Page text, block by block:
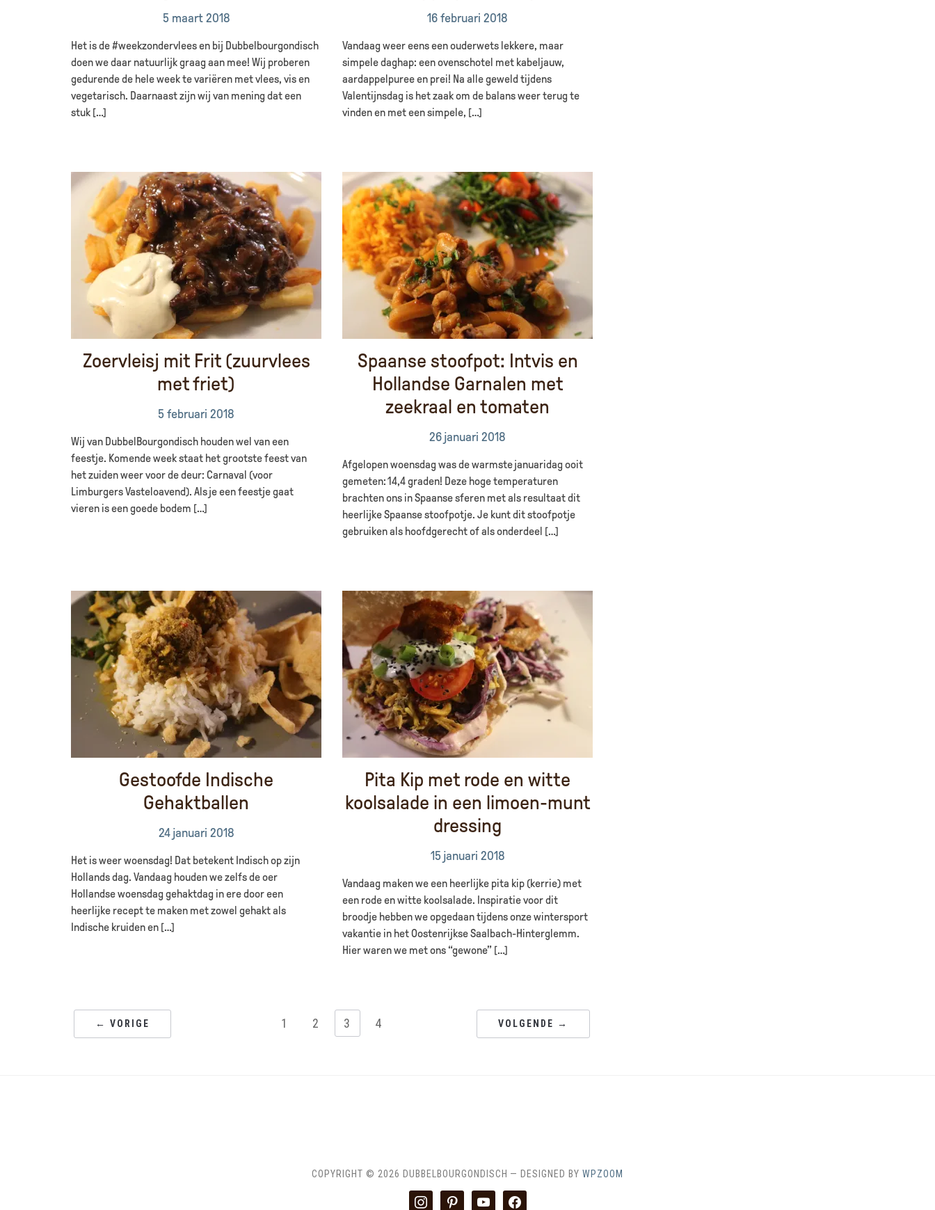
5 maart 2018
Het is de #weekzondervlees en bij Dubbelbourgondisch
doen we daar natuurlijk graag aan mee! Wij proberen
gedurende de hele week te variëren met vlees, vis en
vegetarisch. Daarnaast zijn wij van mening dat een
stuk […]
16 februari 2018
Vandaag weer eens een ouderwets lekkere, maar
simpele daghap: een ovenschotel met kabeljauw,
aardappelpuree en prei! Na alle geweld tijdens
Valentijnsdag is het zaak om de balans weer terug te
vinden en met een simpele, […]
Zoervleisj mit Frit (zuurvlees
met friet)
5 februari 2018
Wij van DubbelBourgondisch houden wel van een
feestje. Komende week staat het grootste feest van
het zuiden weer voor de deur: Carnaval (voor
Limburgers Vasteloavend). Als je een feestje gaat
vieren is een goede bodem […]
Spaanse stoofpot: Intvis en
Hollandse Garnalen met
zeekraal en tomaten
26 januari 2018
Afgelopen woensdag was de warmste januaridag ooit
gemeten: 14,4 graden! Deze hoge temperaturen
brachten ons in Spaanse sferen met als resultaat dit
heerlijke Spaanse stoofpotje. Je kunt dit stoofpotje
gebruiken als hoofdgerecht of als onderdeel […]
Gestoofde Indische
Gehaktballen
24 januari 2018
Het is weer woensdag! Dat betekent Indisch op zijn
Hollands dag. Vandaag houden we zelfs de oer
Hollandse woensdag gehaktdag in ere door een
heerlijke recept te maken met zowel gehakt als
Indische kruiden en […]
Pita Kip met rode en witte
koolsalade in een limoen-munt
dressing
15 januari 2018
Vandaag maken we een heerlijke pita kip (kerrie) met
een rode en witte koolsalade. Inspiratie voor dit
broodje hebben we opgedaan tijdens onze wintersport
vakantie in het Oostenrijkse Saalbach-Hinterglemm.
Hier waren we met ons “gewone” […]
← VORIGE 1 2 3 4 VOLGENDE →
COPYRIGHT © 2026 DUBBELBOURGONDISCH — DESIGNED BY WPZOOM
instagrampinterest youtube facebook